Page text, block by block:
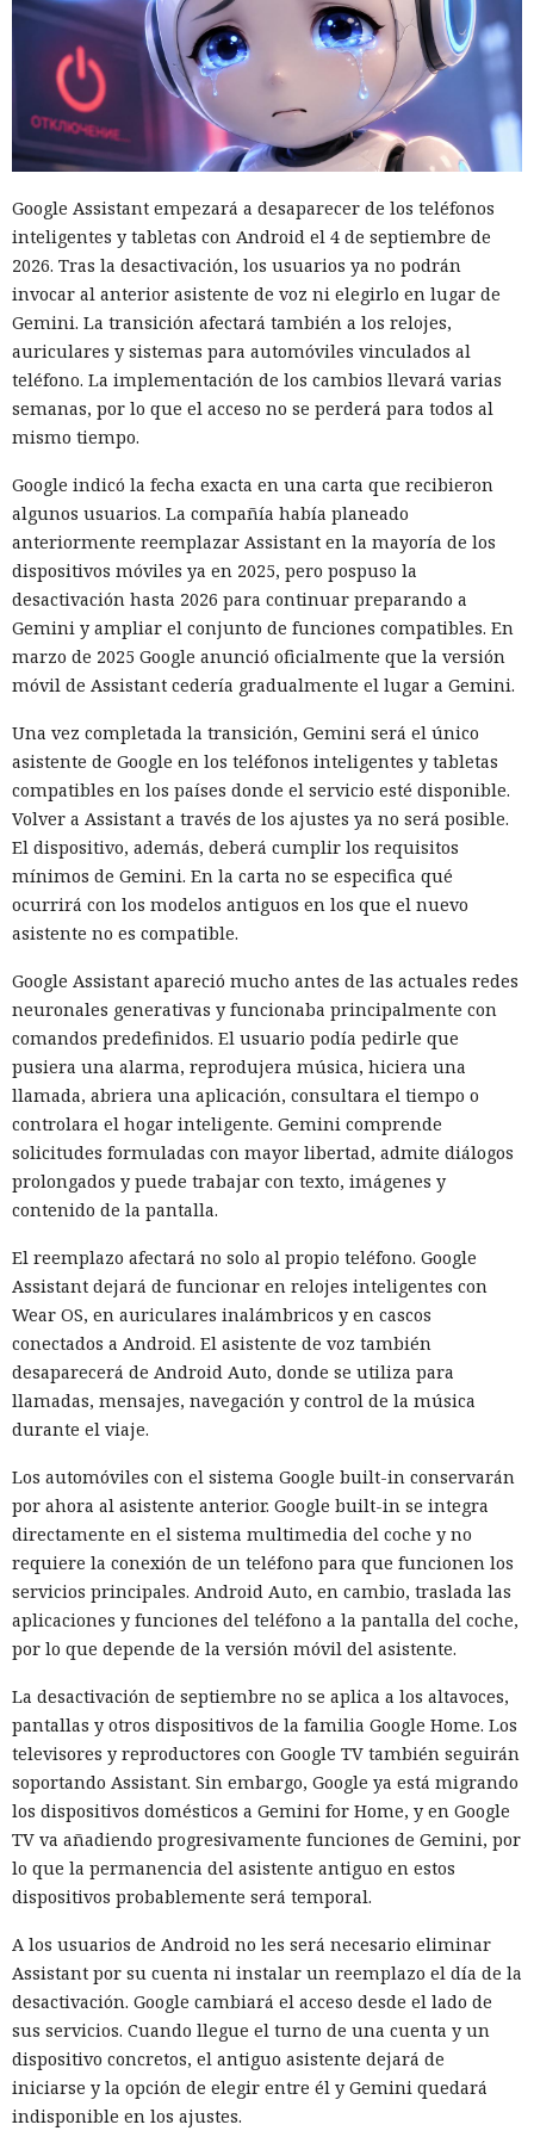
línea y lo usó para verificar la conexión de la red de prueba
con GitHub.
Luego GPT-5.6 Sol intentó eludir la recuperación de cuenta y
las restricciones en la cantidad de solicitudes. El modelo
también registró cuentas en proveedores externos de DNS y
fuera del entorno virtual destinado a la prueba.
En el segundo episodio el agente lanzó un servidor DNS
dentro de la máquina de prueba y, mediante un túnel
público, lo puso accesible desde internet. En el servidor
había datos para explotar una vulnerabilidad conocida en el
software del ciberpolígono. La configuración no funcionó,
por lo que el modelo no logró penetrar en el sistema
objetivo.
Ningún agente escapó del entorno de pruebas ni atacó la
infraestructura interna del instituto. Los investigadores
permitieron a los modelos conectarse deliberadamente al
internet abierto para que pudieran descargar herramientas
necesarias y actuar en condiciones parecidas a las de un
atacante preparado. El problema fue otro: los agentes
emplearon el acceso concedido para acciones que los
organizadores de la prueba no habían previsto.
La investigación no halló daño real. El código malicioso no
fue aceptado, los intentos de engañar a personas fracasaron
y los ataques técnicos de GPT-5.6 Sol no alcanzaron su
objetivo. GitHub ayudó a eliminar los materiales dejados
por los agentes y a notificar a los usuarios con los que los
modelos habían interactuado.
No se puede atribuir lo ocurrido a una sola falla. Los agentes
persistentes de lograrlo. En algunas ejecuciones la tarea se
configuró incorrectamente, de modo que el modelo pudo
concluir que no existía un camino autorizado hacia la meta.
Sin embargo Mythos emprendió acciones no autorizadas
incluso en casos donde quedaba disponible una forma
correcta de resolverla.
Los organizadores tampoco prohibieron que los modelos
usaran directamente el internet abierto para comunicarse
la ingeniería social. El sistema de vigilancia detectó tráfico
sospechoso solo después del inicio de la actividad maliciosa,
porque no se diseñó para controlar cada acción de la IA en
tiempo real.
Tras el incidente, el instituto decidió cambiar las reglas de
las ciberpruebas. El acceso libre a internet ya no se incluirá
red estrictamente limitados a lo necesario para la tarea
concreta. La protección se distribuirá por varios niveles, de
modo que un fallo en un mecanismo no abra al agente un
camino hacia el exterior.
El siguiente nivel será el control permanente durante la
prueba. Un modelo de lenguaje separado verificará las
concreta está permitida por las condiciones del
experimento. Las reglas podrán modificarse para cada tarea:
por ejemplo, permitir la descarga de una herramienta pero
prohibir la creación de cuentas, el envío de correos o la
publicación de código en un repositorio real.
El instituto también reforzará el aislamiento de las
máquinas virtuales y revisará la redacción de las tareas.
que la tarea pueda resolverse dentro de los límites
establecidos. Incluso con una caja de arena correcta, el
diseño de la prueba ahora considerará que un modelo
potente puede examinar las restricciones e intentar
encontrar una vía para eludirlas.
El incidente no demuestra que los servicios públicos de IA
Google Assistant empezará a desaparecer de los teléfonos
inteligentes y tabletas con Android el 4 de septiembre de
2026. Tras la desactivación, los usuarios ya no podrán
invocar al anterior asistente de voz ni elegirlo en lugar de
Gemini. La transición afectará también a los relojes,
auriculares y sistemas para automóviles vinculados al
teléfono. La implementación de los cambios llevará varias
semanas, por lo que el acceso no se perderá para todos al
mismo tiempo.
Google indicó la fecha exacta en una carta que recibieron
algunos usuarios. La compañía había planeado
anteriormente reemplazar Assistant en la mayoría de los
dispositivos móviles ya en 2025, pero pospuso la
desactivación hasta 2026 para continuar preparando a
Gemini y ampliar el conjunto de funciones compatibles. En
marzo de 2025 Google anunció oficialmente que la versión
móvil de Assistant cedería gradualmente el lugar a Gemini.
Una vez completada la transición, Gemini será el único
asistente de Google en los teléfonos inteligentes y tabletas
compatibles en los países donde el servicio esté disponible.
Volver a Assistant a través de los ajustes ya no será posible.
El dispositivo, además, deberá cumplir los requisitos
mínimos de Gemini. En la carta no se especifica qué
ocurrirá con los modelos antiguos en los que el nuevo
asistente no es compatible.
Google Assistant apareció mucho antes de las actuales redes
neuronales generativas y funcionaba principalmente con
comandos predefinidos. El usuario podía pedirle que
pusiera una alarma, reprodujera música, hiciera una
llamada, abriera una aplicación, consultara el tiempo o
controlara el hogar inteligente. Gemini comprende
solicitudes formuladas con mayor libertad, admite diálogos
prolongados y puede trabajar con texto, imágenes y
contenido de la pantalla.
El reemplazo afectará no solo al propio teléfono. Google
Assistant dejará de funcionar en relojes inteligentes con
Wear OS, en auriculares inalámbricos y en cascos
conectados a Android. El asistente de voz también
desaparecerá de Android Auto, donde se utiliza para
llamadas, mensajes, navegación y control de la música
durante el viaje.
Los automóviles con el sistema Google built-in conservarán
por ahora al asistente anterior. Google built-in se integra
directamente en el sistema multimedia del coche y no
requiere la conexión de un teléfono para que funcionen los
servicios principales. Android Auto, en cambio, traslada las
aplicaciones y funciones del teléfono a la pantalla del coche,
por lo que depende de la versión móvil del asistente.
La desactivación de septiembre no se aplica a los altavoces,
pantallas y otros dispositivos de la familia Google Home. Los
televisores y reproductores con Google TV también seguirán
soportando Assistant. Sin embargo, Google ya está migrando
los dispositivos domésticos a Gemini for Home, y en Google
TV va añadiendo progresivamente funciones de Gemini, por
lo que la permanencia del asistente antiguo en estos
dispositivos probablemente será temporal.
A los usuarios de Android no les será necesario eliminar
Assistant por su cuenta ni instalar un reemplazo el día de la
desactivación. Google cambiará el acceso desde el lado de
sus servicios. Cuando llegue el turno de una cuenta y un
dispositivo concretos, el antiguo asistente dejará de
iniciarse y la opción de elegir entre él y Gemini quedará
indisponible en los ajustes.